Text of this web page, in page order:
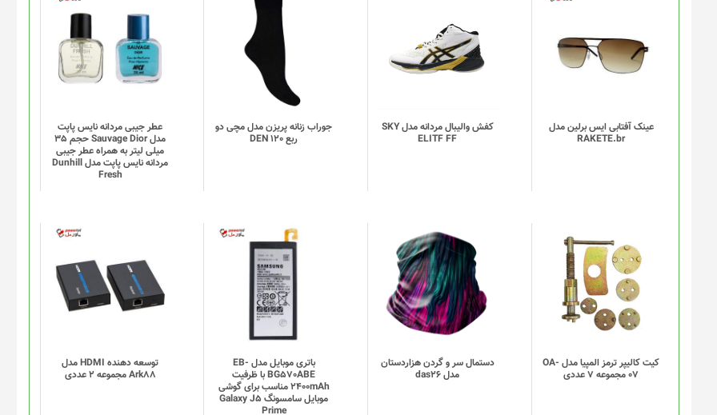
عینک آفتابی ایس برلین مدل
RAKETE.br
کفش والیبال مردانه مدل SKY
ELITF FF
دارای
انواع
مختلفی
گزینه
ها
محصول
انتخاب
شوند
جوراب زنانه پریزن مدل مچی دو
ربع DEN 120
این
محصول
دارای
انواع
مختلفی
می
گزینه
ها
محصول
انتخاب
شوند
عطر جیبی مردانه نایس پاپت
مدل Sauvage Dior حجم 35
میلی لیتر به همراه عطر جیبی
مردانه نایس پاپت مدل Dunhill
Fresh
کیت کالیپر ترمز المپیا مدل OA-
07 مجموعه 7 عددی
دستمال سر و گردن هزاردستان
مدل das26
این
محصول
دارای
انواع
مختلفی
می
گزینه
ها
باتری موبایل مدل EB-
BG570ABE با ظرفیت
2400mAh مناسب برای گوشی
موبایل سامسونگ Galaxy J5
Prime
توسعه دهنده HDMI مدل
Ark88 مجموعه 2 عددی